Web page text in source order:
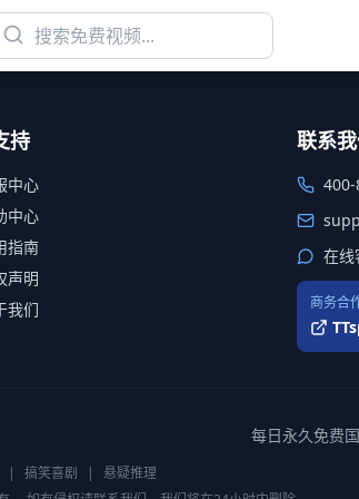
持
中心
中心
指南
声明
我们
联系
在线
商务合
每日永久免费
| 搞笑喜剧 |
悬疑推理